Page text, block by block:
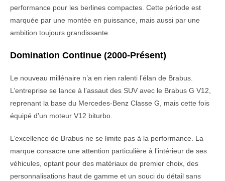
performance pour les berlines compactes. Cette période est
marquée par une montée en puissance, mais aussi par une
ambition toujours grandissante.
Domination Continue (2000-Présent)
Le nouveau millénaire n’a en rien ralenti l’élan de Brabus.
L’entreprise se lance à l’assaut des SUV avec le Brabus G V12,
reprenant la base du Mercedes-Benz Classe G, mais cette fois
équipé d’un moteur V12 biturbo.
L’excellence de Brabus ne se limite pas à la performance. La
marque consacre une attention particulière à l’intérieur de ses
véhicules, optant pour des matériaux de premier choix, des
personnalisations haut de gamme et un souci du détail sans